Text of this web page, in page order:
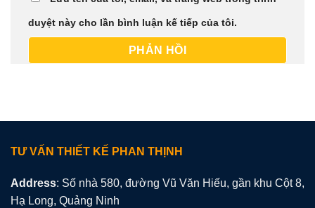
duyệt này cho lần bình luận kế tiếp của tôi.
TƯ VẤN THIẾT KẾ PHAN THỊNH
Address: Số nhà 580, đường Vũ Văn Hiếu, gần khu Cột 8,
Hạ Long, Quảng Ninh